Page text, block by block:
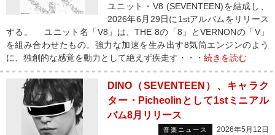
ユニット・V8 (SEVENTEEN)を結成し、
2026年6月29日に1stアルバムをリリース
する。 ユニット名「V8」は、THE 8の「8」とVERNONの「V」
を組み合わせたもの。強力な加速を生み出す8気筒エンジンのよう
に、独創的な感覚を動力として絶えず疾走す・・・ 続きを読む
DINO（SEVENTEEN）、キャラク
ター・Picheolinとして1stミニアル
バム8月リリース
音楽ニュース 2026年5月12日